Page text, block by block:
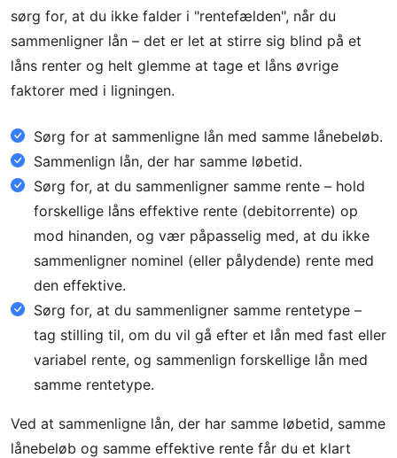
sørg for, at du ikke falder i "rentefælden", når du
sammenligner lån – det er let at stirre sig blind på et
låns renter og helt glemme at tage et låns øvrige
faktorer med i ligningen.
Sørg for at sammenligne lån med samme lånebeløb.
Sammenlign lån, der har samme løbetid.
Sørg for, at du sammenligner samme rente – hold
forskellige låns effektive rente (debitorrente) op
mod hinanden, og vær påpasselig med, at du ikke
sammenligner nominel (eller pålydende) rente med
den effektive.
Sørg for, at du sammenligner samme rentetype –
tag stilling til, om du vil gå efter et lån med fast eller
variabel rente, og sammenlign forskellige lån med
samme rentetype.
Ved at sammenligne lån, der har samme løbetid, samme
lånebeløb og samme effektive rente får du et klart